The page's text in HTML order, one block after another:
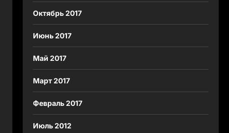
Октябрь 2017
Июнь 2017
Май 2017
Март 2017
Февраль 2017
Июль 2012